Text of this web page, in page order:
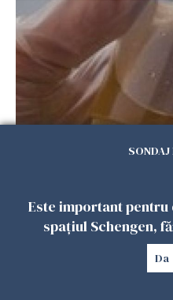
cancer de vezică
30 APRILIE 2026
Este important
spațiul Schengen,
Da